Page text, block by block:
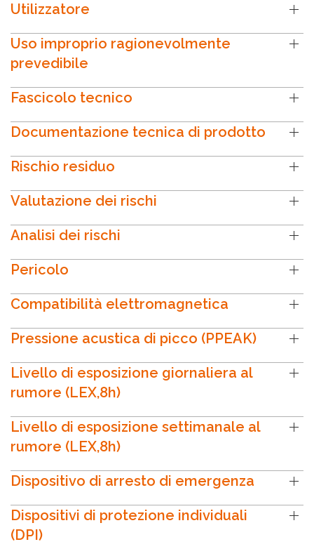
Utilizzatore
Uso improprio ragionevolmente
prevedibile
Fascicolo tecnico
Documentazione tecnica di prodotto
Rischio residuo
Valutazione dei rischi
Analisi dei rischi
Pericolo
Compatibilità elettromagnetica
Pressione acustica di picco (PPEAK)
Livello di esposizione giornaliera al
rumore (LEX,8h)
Livello di esposizione settimanale al
rumore (LEX,8h)
Dispositivo di arresto di emergenza
Dispositivi di protezione individuali
(DPI)